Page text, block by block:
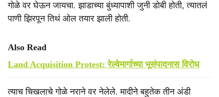
गोळे वर घेऊन जायचा. झाडाच्या बुंध्यापाशी जुनी डोबी होती, त्यातलं
पाणी झिरपून तिथं ओल तयार झाली होती.
Also Read
Land Acquisition Protest: रेल्वेमार्गाच्या भूसंपादनास विरोध
त्याच चिखलाचे गोळे नराने वर नेलेले. मादीने बहुतेक तीन अंडी